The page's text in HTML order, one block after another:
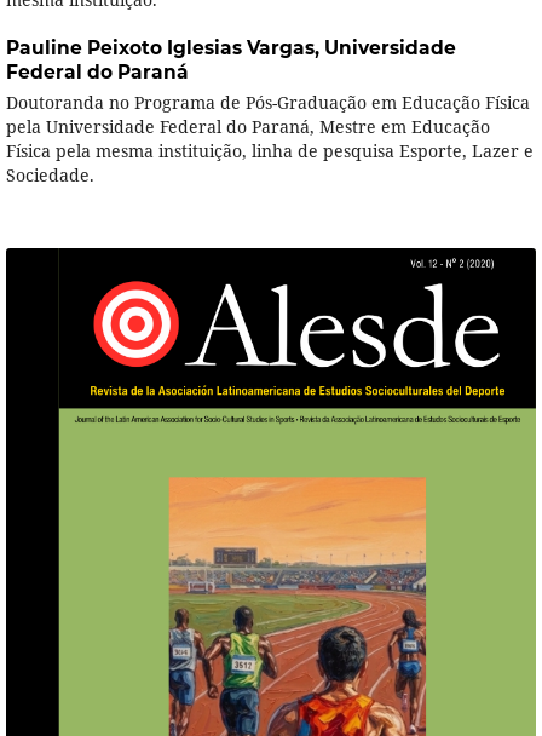
Pauline Peixoto Iglesias Vargas, Universidade
Federal do Paraná
Doutoranda no Programa de Pós-Graduação em Educação Física
pela Universidade Federal do Paraná, Mestre em Educação
Física pela mesma instituição, linha de pesquisa Esporte, Lazer e
Sociedade.